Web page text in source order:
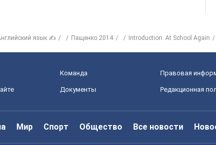
язык ✍ Пащенко 2014 Introduction. At School Again
Команда Правовая
Документы Редакционная
Мир Спорт Общество Все новости